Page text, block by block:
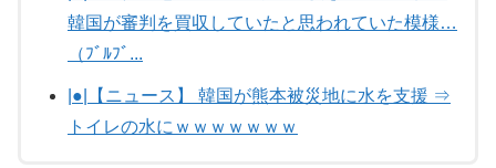
韓国が審判を買収していたと思われていた模様…
（ﾌﾞﾙﾌﾞ...
|●|【ニュース】 韓国が熊本被災地に水を支援 ⇒
トイレの水にｗｗｗｗｗｗｗ